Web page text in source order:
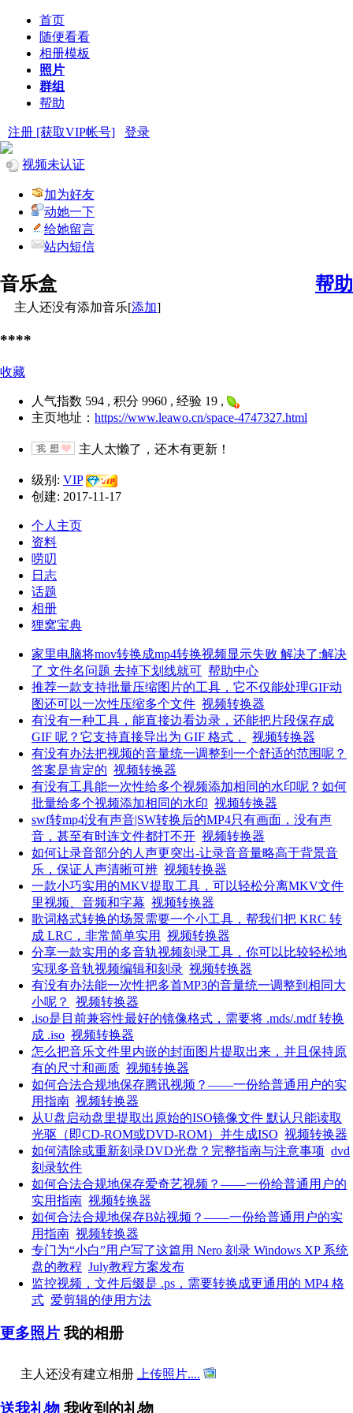
首页
随便看看
相册模板
照片
群组
帮助
注册 [获取VIP帐号] 登录
视频未认证
加为好友
动她一下
给她留言
站内短信
帮助
音乐盒
主人还没有添加音乐[添加]
****
收藏
人气指数 594 , 积分 9960 , 经验 19 ,
主页地址： https://www.leawo.cn/space-4747327.html
主人太懒了，还木有更新！
级别: VIP
创建: 2017-11-17
个人主页
资料
唠叨
日志
话题
相册
狸窝宝典
家里电脑将mov转换成mp4转换视频显示失败 解决了:解决
了 文件名问题 去掉下划线就可 帮助中心
推荐一款支持批量压缩图片的工具，它不仅能处理GIF动
图还可以一次性压缩多个文件 视频转换器
有没有一种工具，能直接边看边录，还能把片段保存成
GIF 呢？它支持直接导出为 GIF 格式，
视频转换器
有没有办法把视频的音量统一调整到一个舒适的范围呢？
答案是肯定的 视频转换器
有没有工具能一次性给多个视频添加相同的水印呢？如何
批量给多个视频添加相同的水印 视频转换器
swf转mp4没有声音|SW转换后的MP4只有画面，没有声
音，甚至有时连文件都打不开 视频转换器
如何让录音部分的人声更突出-让录音音量略高于背景音
乐，保证人声清晰可辨 视频转换器
一款小巧实用的MKV提取工具，可以轻松分离MKV文件
里视频、音频和字幕 视频转换器
歌词格式转换的场景需要一个小工具，帮我们把 KRC 转
成 LRC，非常简单实用
视频转换器
分享一款实用的多音轨视频刻录工具，你可以比较轻松地
实现多音轨视频编辑和刻录 视频转换器
有没有办法能一次性把多首MP3的音量统一调整到相同大
小呢？
视频转换器
.iso是目前兼容性最好的镜像格式，需要将 .mds/.mdf 转换
成 .iso 视频转换器
怎么把音乐文件里内嵌的封面图片提取出来，并且保持原
有的尺寸和画质 视频转换器
如何合法合规地保存腾讯视频？——一份给普通用户的实
用指南 视频转换器
从U盘启动盘里提取出原始的ISO镜像文件 默认只能读取
光驱（即CD-ROM或DVD-ROM）并生成ISO 视频转换器
如何清除或重新刻录DVD光盘？完整指南与注意事项 dvd
刻录软件
如何合法合规地保存爱奇艺视频？——一份给普通用户的
实用指南 视频转换器
如何合法合规地保存B站视频？——一份给普通用户的实
用指南 视频转换器
专门为“小白”用户写了这篇用 Nero 刻录 Windows XP 系统
盘的教程 July教程方案发布
监控视频，文件后缀是 .ps，需要转换成更通用的 MP4 格
式 爱剪辑的使用方法
更多照片 我的相册
主人还没有建立相册 上传照片....
送我礼物 我收到的礼物